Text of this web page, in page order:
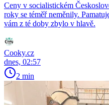
Ceny v socialistickém
roky se téměř neměnily.
vám z té doby zbylo v hlavě.
Cooky.cz
dnes, 02:57
2 min